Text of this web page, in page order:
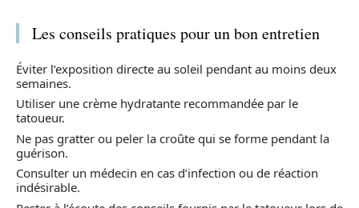
Les conseils pratiques pour un bon entretien
Éviter l’exposition directe au soleil pendant au moins deux
semaines.
Utiliser une crème hydratante recommandée par le
tatoueur.
Ne pas gratter ou peler la croûte qui se forme pendant la
guérison.
Consulter un médecin en cas d’infection ou de réaction
indésirable.